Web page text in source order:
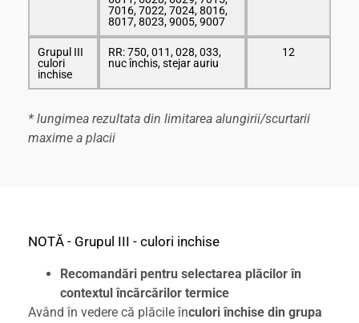
7016, 7022, 7024, 8016,
8017, 8023, 9005, 9007
Grupul III
culori
inchise
RR: 750, 011, 028, 033,
nuc închis, stejar auriu
12
* lungimea rezultata din limitarea alungirii/scurtarii
maxime a placii
NOTĂ - Grupul III - culori inchise
Recomandări pentru selectarea plăcilor în
contextul încărcărilor termice
Având în vedere că plăcile înculori închise din grupa